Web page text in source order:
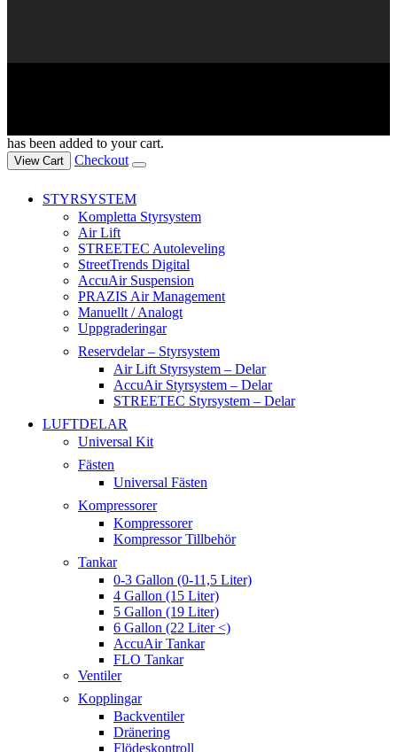
has been added to your cart.
View Cart Checkout
STYRSYSTEM
Kompletta Styrsystem
Air Lift
STREETEC Autoleveling
StreetTrends Digital
AccuAir Suspension
PRAZIS Air Management
Manuellt / Analogt
Uppgraderingar
Reservdelar – Styrsystem
Air Lift Styrsystem – Delar
AccuAir Styrsystem – Delar
STREETEC Styrsystem – Delar
LUFTDELAR
Universal Kit
Fästen
Universal Fästen
Kompressorer
Kompressorer
Kompressor Tillbehör
Tankar
0-3 Gallon (0-11,5 Liter)
4 Gallon (15 Liter)
5 Gallon (19 Liter)
6 Gallon (22 Liter <)
AccuAir Tankar
FLO Tankar
Ventiler
Kopplingar
Backventiler
Dränering
Flödeskontroll